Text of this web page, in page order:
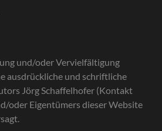
und/oder Vervielfältigung
ausdrückliche und schriftliche
Jörg Schaffelhofer (Kontakt
oder Eigentümers dieser Website